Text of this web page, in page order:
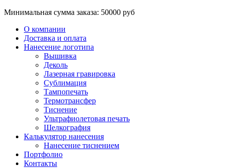
Минимальная сумма заказа: 50000 руб
О компании
Доставка и оплата
Нанесение логотипа
Вышивка
Деколь
Лазерная гравировка
Сублимация
Тампопечать
Термотрансфер
Тиснение
Ультрафиолетовая печать
Шелкография
Калькулятор нанесения
Нанесение тиснением
Портфолио
Контакты